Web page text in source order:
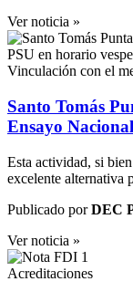
Ver noticia »
Vinculación con el
Santo Tomás
Ensayo
Esta actividad, si
excelente alternativa
Publicado porDEC
Ver noticia »
Acreditaciones